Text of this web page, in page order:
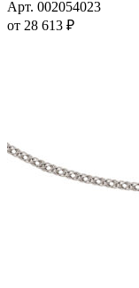
имеет
несколько
Арт. 002054023
от 28 613 ₽